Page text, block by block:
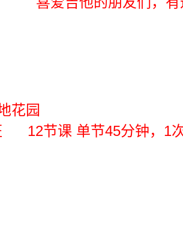
花园
人开班 12节课